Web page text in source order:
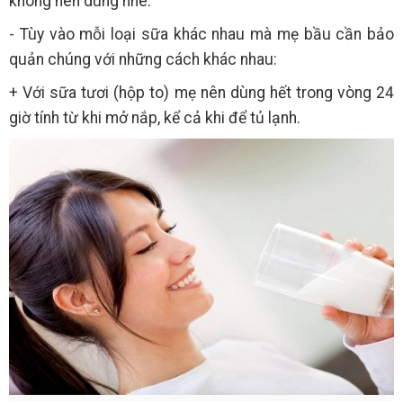
- Tùy vào mỗi loại sữa khác nhau mà mẹ bầu cần bảo
quản chúng với những cách khác nhau:
+ Với sữa tươi (hộp to) mẹ nên dùng hết trong vòng 24
giờ tính từ khi mở nắp, kể cả khi để tủ lạnh.